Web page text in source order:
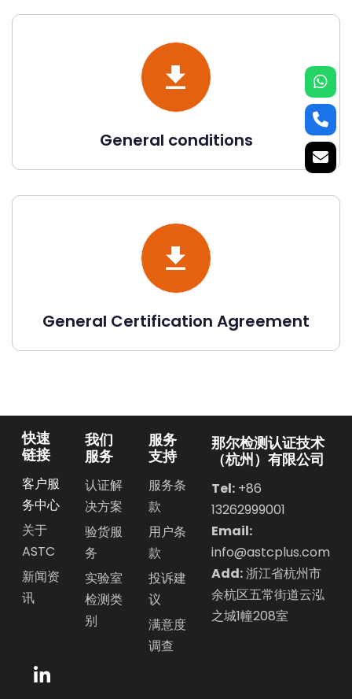
General conditions
General Certification Agreement
快速
链接
客户服
务中心
关于
ASTC
新闻资
讯
我们
服务
认证解
决方案
验货服
务
实验室
检测类
别
服务
支持
服务条
款
用户条
款
投诉建
议
满意度
调查
那尔检测认证技术
（杭州）有限公司
Tel: +86
13262999001
Email:
info@astcplus.com
Add:浙江省杭州市
余杭区五常街道云泓
之城1幢208室